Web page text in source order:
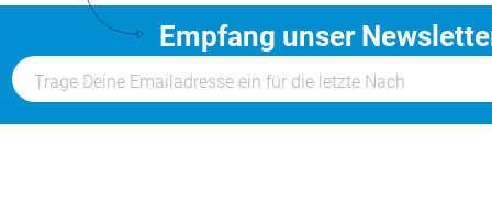
Empfang unser